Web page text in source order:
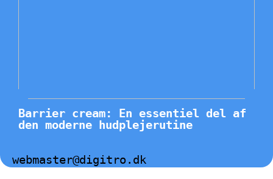
Barrier cream: En essentiel del af
den moderne hudplejerutine
webmaster@digitro.dk